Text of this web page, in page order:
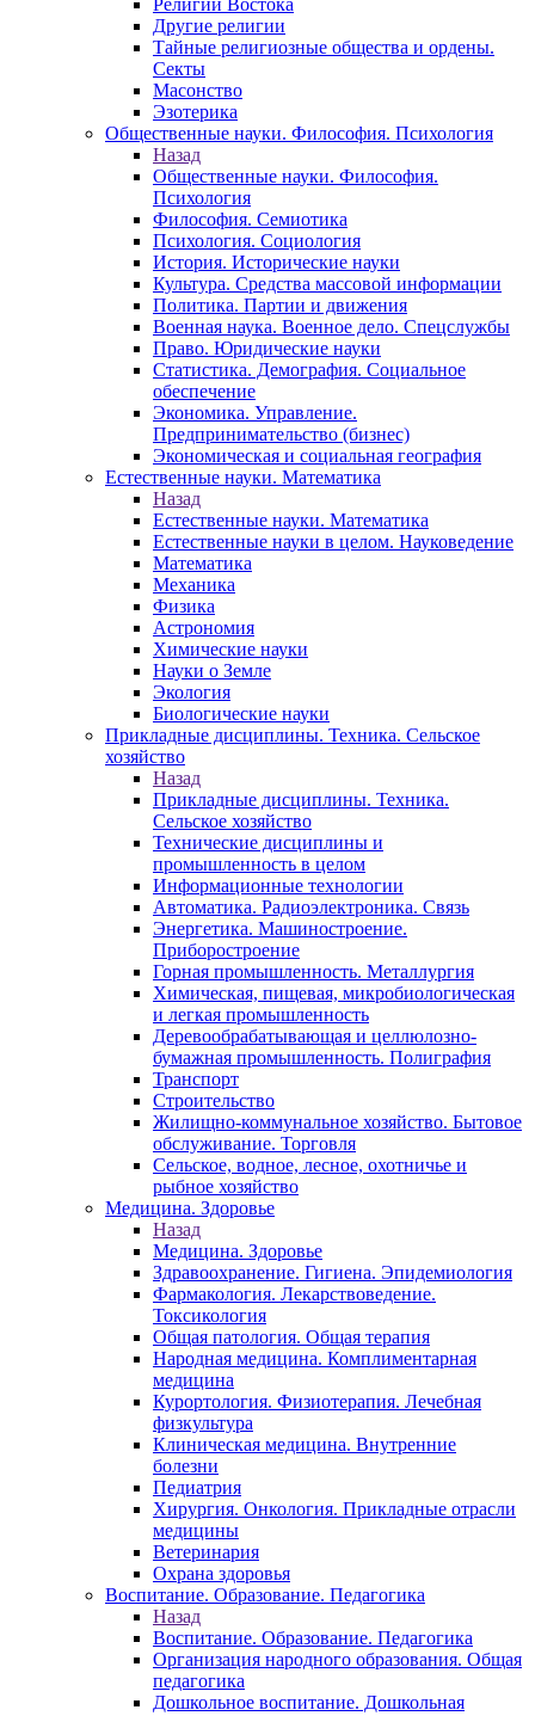
Религии Востока
Другие религии
Тайные религиозные общества и ордены.
Секты
Масонство
Эзотерика
Общественные науки. Философия. Психология
Назад
Общественные науки. Философия.
Психология
Философия. Семиотика
Психология. Социология
История. Исторические науки
Культура. Средства массовой информации
Политика. Партии и движения
Военная наука. Военное дело. Спецслужбы
Право. Юридические науки
Статистика. Демография. Социальное
обеспечение
Экономика. Управление.
Предпринимательство (бизнес)
Экономическая и социальная география
Естественные науки. Математика
Назад
Естественные науки. Математика
Естественные науки в целом. Науковедение
Математика
Механика
Физика
Астрономия
Химические науки
Науки о Земле
Экология
Биологические науки
Прикладные дисциплины. Техника. Сельское
хозяйство
Назад
Прикладные дисциплины. Техника.
Сельское хозяйство
Технические дисциплины и
промышленность в целом
Информационные технологии
Автоматика. Радиоэлектроника. Связь
Энергетика. Машиностроение.
Приборостроение
Горная промышленность. Металлургия
Химическая, пищевая, микробиологическая
и легкая промышленность
Деревообрабатывающая и целлюлозно-
бумажная промышленность. Полиграфия
Транспорт
Строительство
Жилищно-коммунальное хозяйство. Бытовое
обслуживание. Торговля
Сельское, водное, лесное, охотничье и
рыбное хозяйство
Медицина. Здоровье
Назад
Медицина. Здоровье
Здравоохранение. Гигиена. Эпидемиология
Фармакология. Лекарствоведение.
Токсикология
Общая патология. Общая терапия
Народная медицина. Комплиментарная
медицина
Курортология. Физиотерапия. Лечебная
физкультура
Клиническая медицина. Внутренние
болезни
Педиатрия
Хирургия. Онкология. Прикладные отрасли
медицины
Ветеринария
Охрана здоровья
Воспитание. Образование. Педагогика
Назад
Воспитание. Образование. Педагогика
Организация народного образования. Общая
педагогика
Дошкольное воспитание. Дошкольная